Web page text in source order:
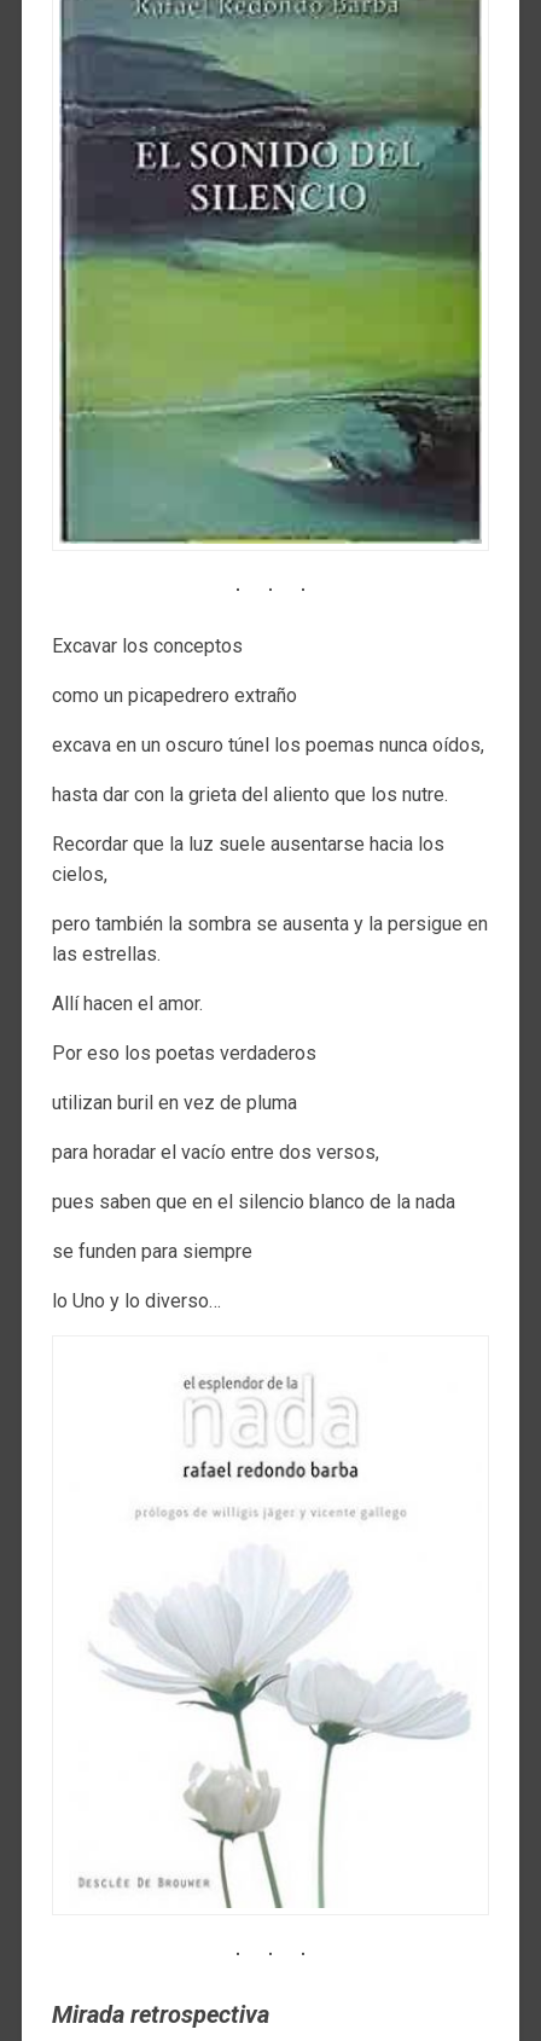
Excavar los conceptos
como un picapedrero extraño
excava en un oscuro túnel los poemas nunca oídos,
hasta dar con la grieta del aliento que los nutre.
Recordar que la luz suele ausentarse hacia los
cielos,
pero también la sombra se ausenta y la persigue en
las estrellas.
Allí hacen el amor.
Por eso los poetas verdaderos
utilizan buril en vez de pluma
para horadar el vacío entre dos versos,
pues saben que en el silencio blanco de la nada
se funden para siempre
lo Uno y lo diverso…
Mirada retrospectiva